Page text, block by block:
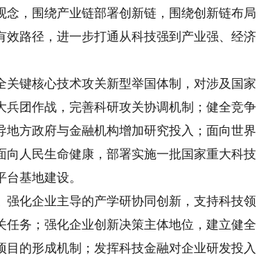
，围绕产业链部署创新链，围绕创新链布局
路径，进一步打通从科技强到产业强、经济
键核心技术攻关新型举国体制，对涉及国家
团作战，完善科研攻关协调机制；健全竞争
方政府与金融机构增加研究投入；面向世界
人民生命健康，部署实施一批国家重大科技
基地建设。
化企业主导的产学研协同创新，支持科技领
务；强化企业创新决策主体地位，建立健全
的形成机制；发挥科技金融对企业研发投入